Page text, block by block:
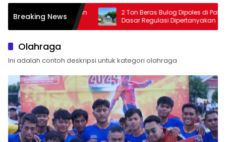
Breaking News
Muntaber
2 Ton Beras Bulog Dipoles di Pabrik Padi,
Dasar Regulasi Dipertanyakan
Olahraga
Ini adalah contoh deskripsi untuk kategori olahraga